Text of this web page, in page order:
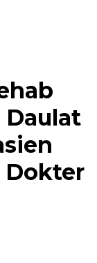
Daulat
Dokter